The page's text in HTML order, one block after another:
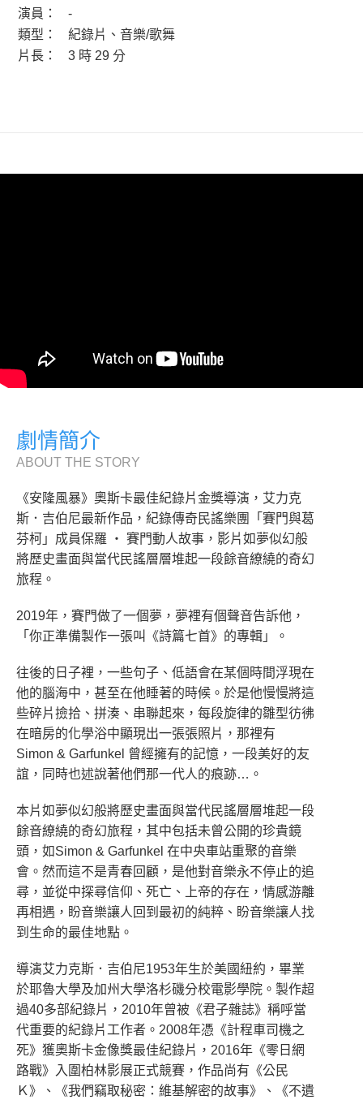
演員：
-
類型：
紀錄片、音樂/歌舞
片長：
3 時 29 分
劇情簡介
ABOUT THE STORY
《安隆風暴》奧斯卡最佳紀錄片金獎導演，艾力克
斯．吉伯尼最新作品，紀錄傳奇民謠樂團「賽門與葛
芬柯」成員保羅 ‧ 賽門動人故事，影片如夢似幻般
將歷史畫面與當代民謠層層堆起一段餘音繚繞的奇幻
旅程。
2019年，賽門做了一個夢，夢裡有個聲音告訴他，
「你正準備製作一張叫《詩篇七首》的專輯」。
往後的日子裡，一些句子、低語會在某個時間浮現在
他的腦海中，甚至在他睡著的時候。於是他慢慢將這
些碎片撿拾、拼湊、串聯起來，每段旋律的雛型彷彿
在暗房的化學浴中顯現出一張張照片，那裡有
Simon & Garfunkel 曾經擁有的記憶，一段美好的友
誼，同時也述說著他們那一代人的痕跡…。
本片如夢似幻般將歷史畫面與當代民謠層層堆起一段
餘音繚繞的奇幻旅程，其中包括未曾公開的珍貴鏡
頭，如Simon & Garfunkel 在中央車站重聚的音樂
會。然而這不是青春回顧，是他對音樂永不停止的追
尋，並從中探尋信仰、死亡、上帝的存在，情感游離
再相遇，盼音樂讓人回到最初的純粹、盼音樂讓人找
到生命的最佳地點。
導演艾力克斯．吉伯尼1953年生於美國紐約，畢業
於耶魯大學及加州大學洛杉磯分校電影學院。製作超
過40多部紀錄片，2010年曾被《君子雜誌》稱呼當
代重要的紀錄片工作者。2008年憑《計程車司機之
死》獲奧斯卡金像獎最佳紀錄片，2016年《零日網
路戰》入圍柏林影展正式競賽，作品尚有《公民
Ｋ》、《我們竊取秘密：維基解密的故事》、《不遺